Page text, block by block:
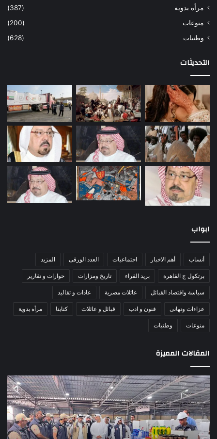
مرأه بدوية
(387)
منوعات
(200)
وطنيات
(628)
التحديثات
ابواب
أنساب أهم الاخبار اجتماعيات العدد الورقى المزيد
برتكول ج القاهرة بريد القراء تاريخ ومزارات حوارات و تقارير
سياسة واقتصاد القبائل عائلات مصرية عادات و تقاليد
عزاءات وتهانى فنون و ادب قبائل و عائلات كتابنا مرأه بدوية
منوعات وطنيات
المقالات المميزة
الأمين
العام
للهلال
الأحمر
الإماراتي
يتفقد